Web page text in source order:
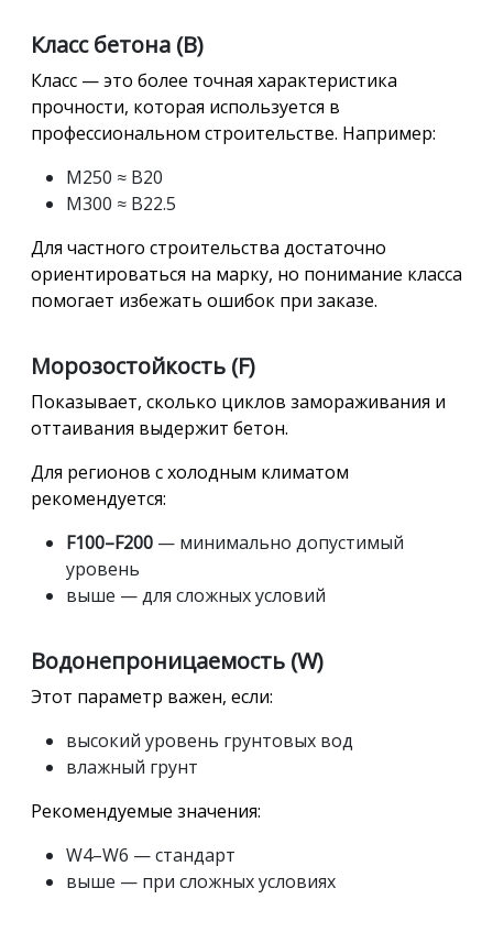
Класс бетона (B)
Класс — это более точная характеристика
прочности, которая используется в
профессиональном строительстве. Например:
М250 ≈ B20
М300 ≈ B22.5
Для частного строительства достаточно
ориентироваться на марку, но понимание класса
помогает избежать ошибок при заказе.
Морозостойкость (F)
Показывает, сколько циклов замораживания и
оттаивания выдержит бетон.
Для регионов с холодным климатом
рекомендуется:
F100–F200 — минимально допустимый
уровень
выше — для сложных условий
Водонепроницаемость (W)
Этот параметр важен, если:
высокий уровень грунтовых вод
влажный грунт
Рекомендуемые значения:
W4–W6 — стандарт
выше — при сложных условиях